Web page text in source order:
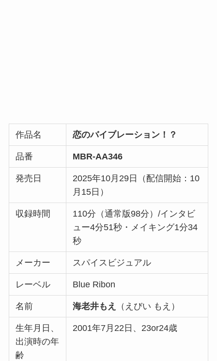
作品名 恋のバイブレーション！？
品番 MBR-AA346
発売日
2025年10月29日（配信開始：10
月15日）
収録時間
110分（通常版98分）/インタビ
ュー4分51秒・メイキング1分34
秒
メーカー スパイスビジュアル
レーベル Blue Ribon
名前 海老井もえ （えびい もえ）
生年月日、
出演時の年
齢
2001年7月22日、23or24歳